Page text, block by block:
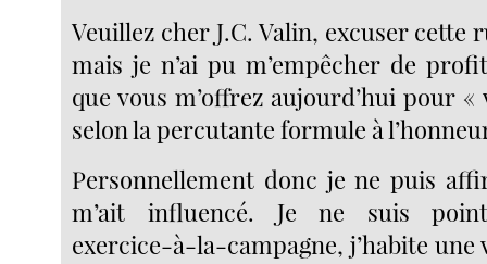
Veuillez cher J.C. Valin, excuser cette
mais je n’ai pu m’empêcher de
que vous m’offrez aujourd’hui pour
selon la percutante formule à
Personnellement donc je ne puis
m’ait influencé. Je ne suis
exercice-à-la-campagne, j’habite